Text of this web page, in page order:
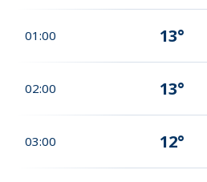
01:00 13°
02:00 13°
03:00 12°